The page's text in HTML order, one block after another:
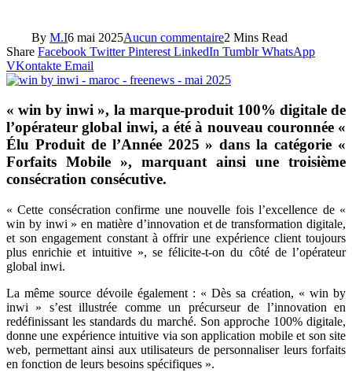
By M.I6 mai 2025Aucun commentaire2 Mins Read
Share Facebook Twitter Pinterest LinkedIn Tumblr WhatsApp
VKontakte Email
« win by inwi », la marque-produit 100% digitale de
l’opérateur global inwi, a été à nouveau couronnée «
Élu Produit de l’Année 2025 » dans la catégorie «
Forfaits Mobile », marquant ainsi une troisième
consécration consécutive.
« Cette consécration confirme une nouvelle fois l’excellence de «
win by inwi » en matière d’innovation et de transformation digitale,
et son engagement constant à offrir une expérience client toujours
plus enrichie et intuitive », se félicite-t-on du côté de l’opérateur
global inwi.
La même source dévoile également : « Dès sa création, « win by
inwi » s’est illustrée comme un précurseur de l’innovation en
redéfinissant les standards du marché. Son approche 100% digitale,
donne une expérience intuitive via son application mobile et son site
web, permettant ainsi aux utilisateurs de personnaliser leurs forfaits
en fonction de leurs besoins spécifiques ».